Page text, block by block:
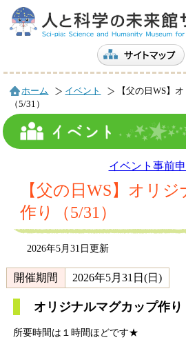
ホーム イベント
【父の日WS】
（5/31）
イベント事前
【父の日WS】オリ
作り（5/31）
2026年5月31日更新
開催期間 2026年5月31日(日)
オリジナルマグカップ作り
所要時間は１時間ほどです★